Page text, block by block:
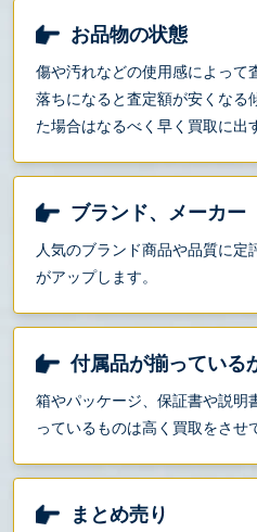
お品物の状態
傷や汚れなどの使用感によって
落ちになると査定額が安くなる
た場合はなるべく早く買取に出
ブランド、メーカー
人気のブランド商品や品質に定
がアップします。
付属品が揃っている
箱やパッケージ、保証書や説明
っているものは高く買取をさせ
まとめ売り